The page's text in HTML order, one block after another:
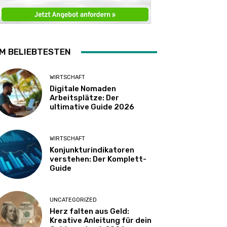
BELIEBTESTEN
WIRTSCHAFT
Digitale Nomaden
Arbeitsplätze: Der
ultimative Guide 2026
WIRTSCHAFT
Konjunkturindikatoren
verstehen: Der Komplett-
Guide
UNCATEGORIZED
Herz falten aus Geld:
Kreative Anleitung für dein